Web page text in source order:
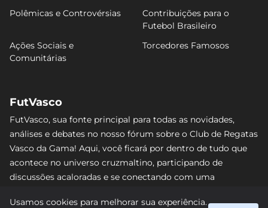
Polêmicas e Controvérsias
Contribuições para o
Futebol Brasileiro
Ações Sociais e
Comunitárias
Torcedores Famosos
FutVasco
FutVasco, sua fonte principal para todas as novidades,
análises e debates no nosso fórum sobre o Club de Regatas
Vasco da Gama! Aqui, você ficará por dentro de tudo que
acontece no universo cruzmaltino, participando de
discussões acaloradas e se conectando com uma
nenhum lance e acompanhe de perto o caminho do Vasco
Usamos cookies para melhorar sua experiência.